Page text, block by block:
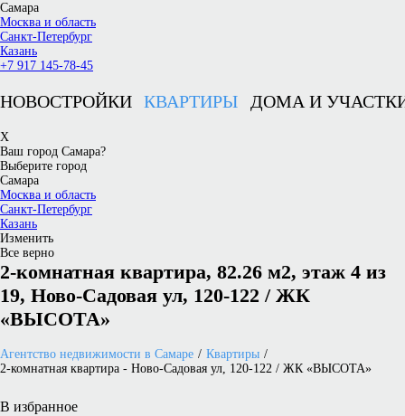
Самара
Москва и область
Санкт-Петербург
Казань
+7 917 145-78-45
НОВОСТРОЙКИ КВАРТИРЫ ДОМА И
X
Ваш город Самара?
Выберите город
Самара
Москва и область
Санкт-Петербург
Казань
Изменить
Все верно
2-комнатная квартира, 82.26 м2, этаж 4 из
19, Ново-Садовая ул, 120-122 / ЖК
«ВЫСОТА»
Агентство недвижимости в Самаре
Квартиры
2-комнатная квартира - Ново-Садовая ул, 120-122 / ЖК «ВЫСОТА»
В избранное